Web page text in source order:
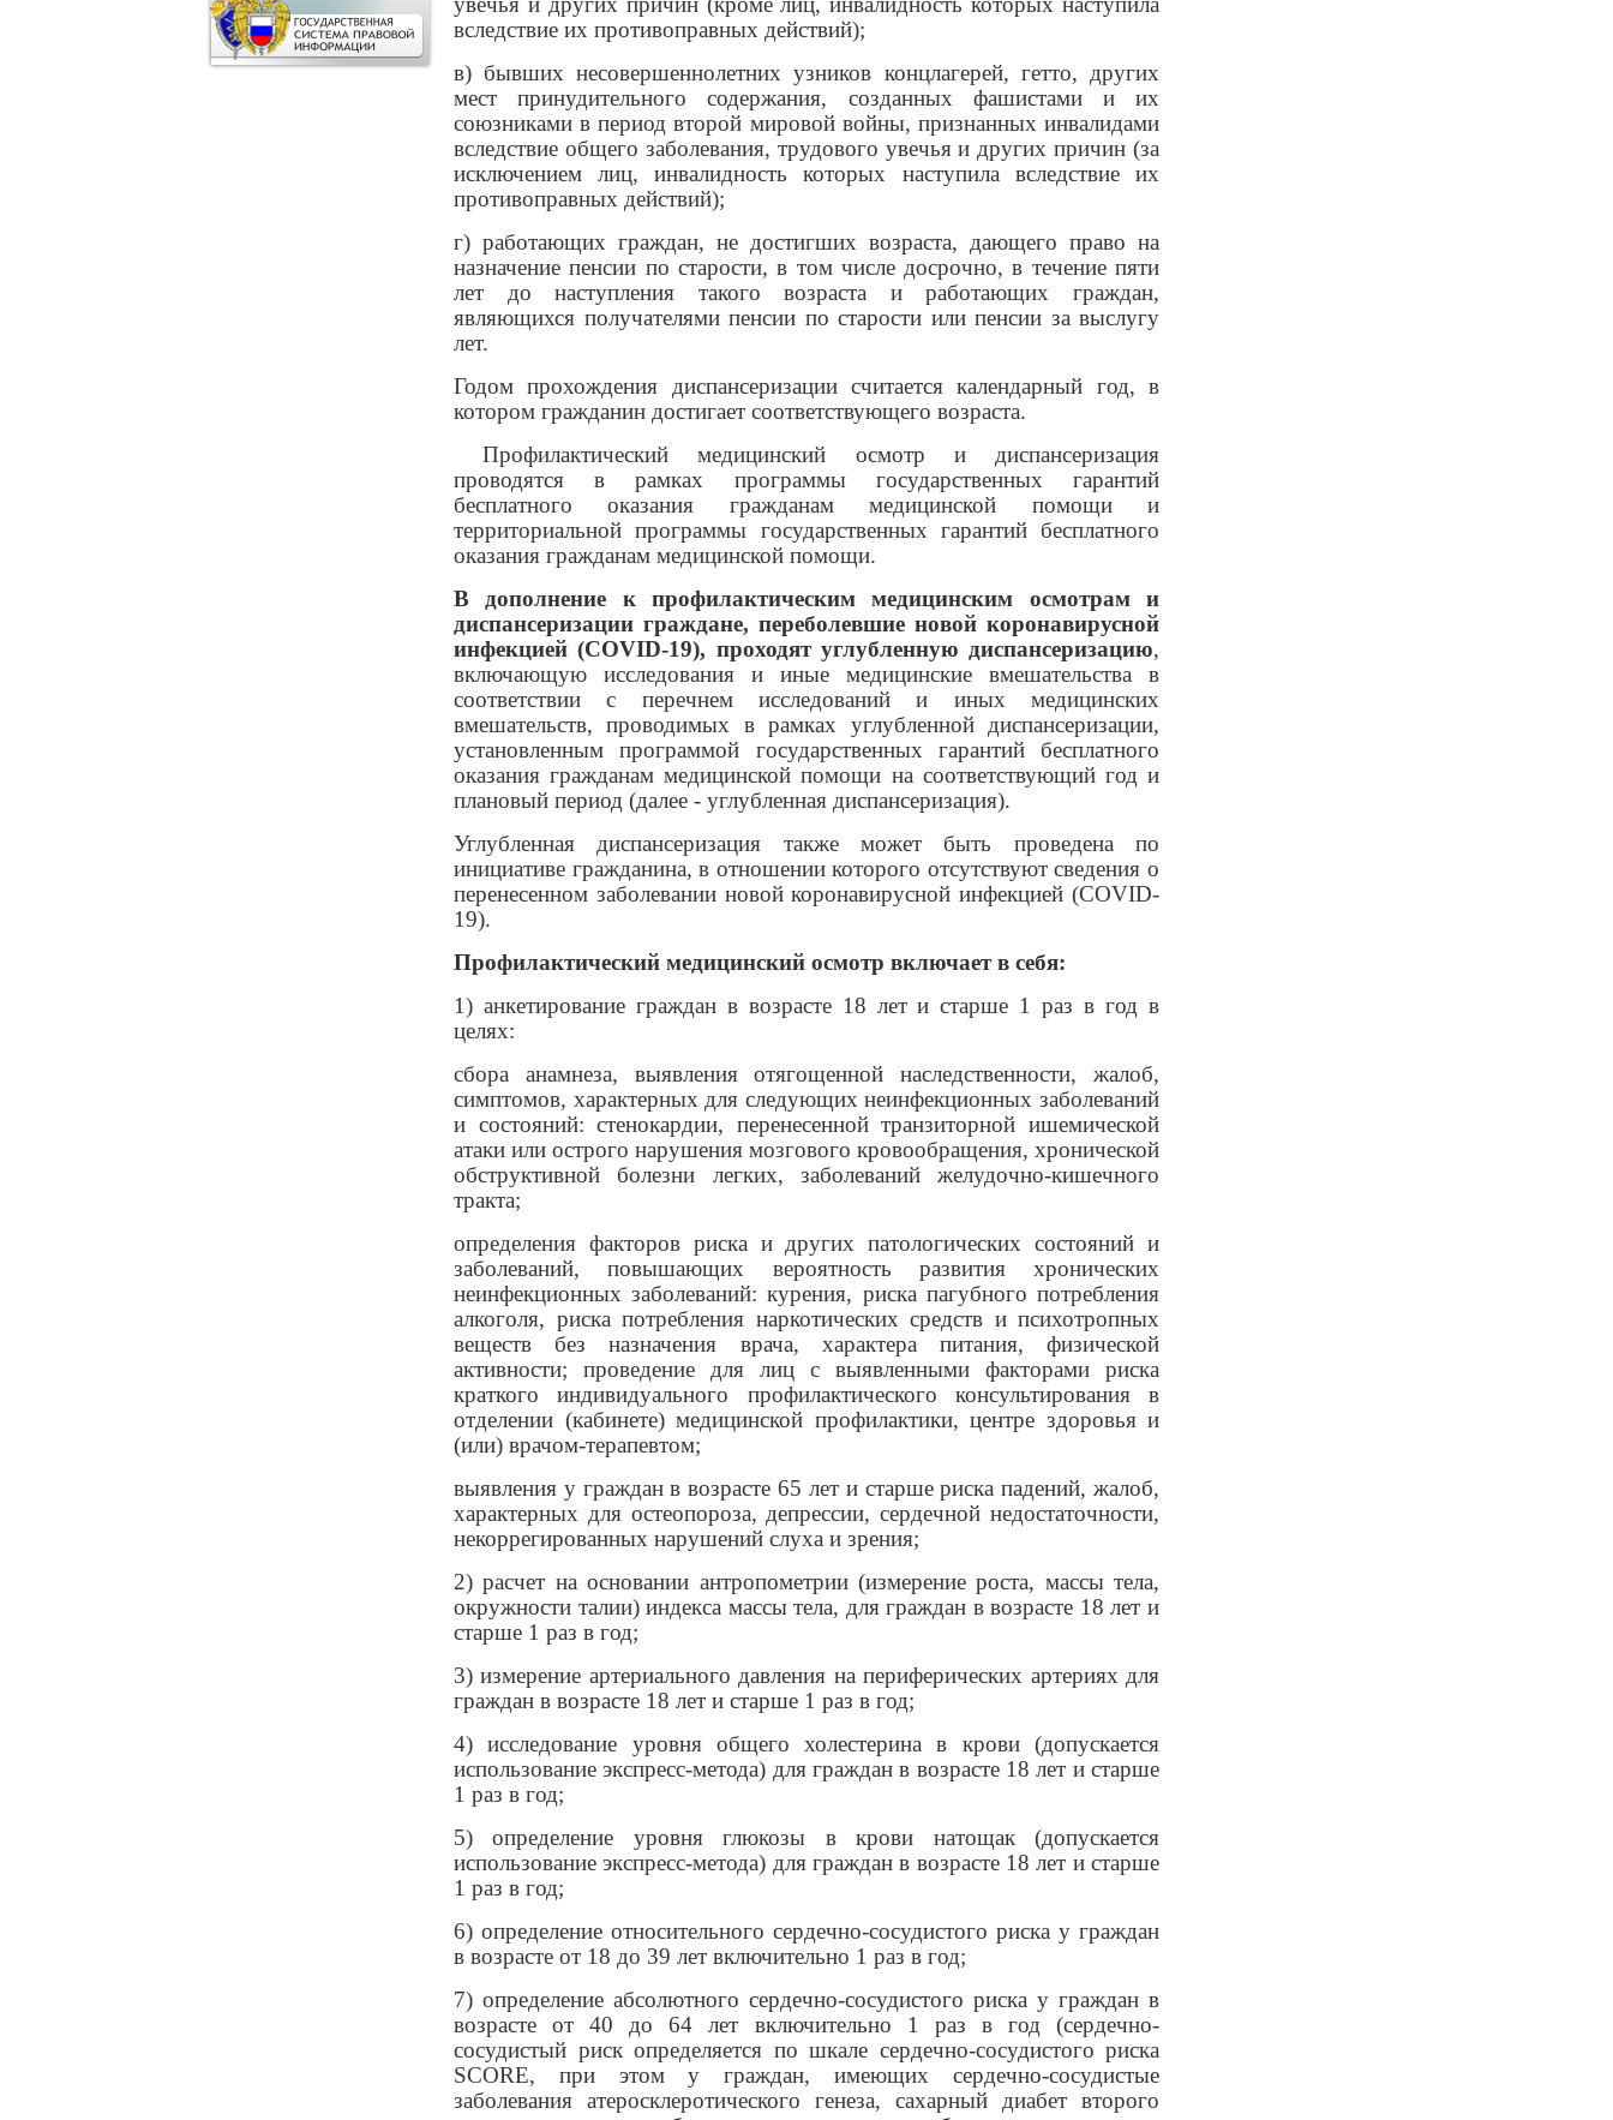
вследствие их противоправных действий);
в) бывших несовершеннолетних узников концлагерей, гетто, других
мест принудительного содержания, созданных фашистами и их
союзниками в период второй мировой войны, признанных инвалидами
вследствие общего заболевания, трудового увечья и других причин (за
исключением лиц, инвалидность которых наступила вследствие их
противоправных действий);
г) работающих граждан, не достигших возраста, дающего право на
назначение пенсии по старости, в том числе досрочно, в течение пяти
лет до наступления такого возраста и работающих граждан,
являющихся получателями пенсии по старости или пенсии за выслугу
лет.
Годом прохождения диспансеризации считается календарный год, в
котором гражданин достигает соответствующего возраста.
Профилактический медицинский осмотр и диспансеризация
проводятся в рамках программы государственных гарантий
бесплатного оказания гражданам медицинской помощи и
территориальной программы государственных гарантий бесплатного
оказания гражданам медицинской помощи.
В дополнение к профилактическим медицинским осмотрам и
диспансеризации граждане, переболевшие новой коронавирусной
инфекцией (COVID-19), проходят углубленную диспансеризацию,
включающую исследования и иные медицинские вмешательства в
соответствии с перечнем исследований и иных медицинских
вмешательств, проводимых в рамках углубленной диспансеризации,
установленным программой государственных гарантий бесплатного
оказания гражданам медицинской помощи на соответствующий год и
плановый период (далее - углубленная диспансеризация).
Углубленная диспансеризация также может быть проведена по
инициативе гражданина, в отношении которого отсутствуют сведения о
перенесенном заболевании новой коронавирусной инфекцией (COVID-
19).
Профилактический медицинский осмотр включает в себя:
1) анкетирование граждан в возрасте 18 лет и старше 1 раз в год в
целях:
сбора анамнеза, выявления отягощенной наследственности, жалоб,
симптомов, характерных для следующих неинфекционных заболеваний
и состояний: стенокардии, перенесенной транзиторной ишемической
атаки или острого нарушения мозгового кровообращения, хронической
обструктивной болезни легких, заболеваний желудочно-кишечного
тракта;
определения факторов риска и других патологических состояний и
заболеваний, повышающих вероятность развития хронических
неинфекционных заболеваний: курения, риска пагубного потребления
алкоголя, риска потребления наркотических средств и психотропных
веществ без назначения врача, характера питания, физической
активности; проведение для лиц с выявленными факторами риска
краткого индивидуального профилактического консультирования в
отделении (кабинете) медицинской профилактики, центре здоровья и
(или) врачом-терапевтом;
выявления у граждан в возрасте 65 лет и старше риска падений, жалоб,
характерных для остеопороза, депрессии, сердечной недостаточности,
некоррегированных нарушений слуха и зрения;
2) расчет на основании антропометрии (измерение роста, массы тела,
окружности талии) индекса массы тела, для граждан в возрасте 18 лет и
старше 1 раз в год;
3) измерение артериального давления на периферических артериях для
граждан в возрасте 18 лет и старше 1 раз в год;
4) исследование уровня общего холестерина в крови (допускается
использование экспресс-метода) для граждан в возрасте 18 лет и старше
1 раз в год;
5) определение уровня глюкозы в крови натощак (допускается
использование экспресс-метода) для граждан в возрасте 18 лет и старше
1 раз в год;
6) определение относительного сердечно-сосудистого риска у граждан
в возрасте от 18 до 39 лет включительно 1 раз в год;
7) определение абсолютного сердечно-сосудистого риска у граждан в
возрасте от 40 до 64 лет включительно 1 раз в год (сердечно-
сосудистый риск определяется по шкале сердечно-сосудистого риска
SCORE, при этом у граждан, имеющих сердечно-сосудистые
заболевания атеросклеротического генеза, сахарный диабет второго